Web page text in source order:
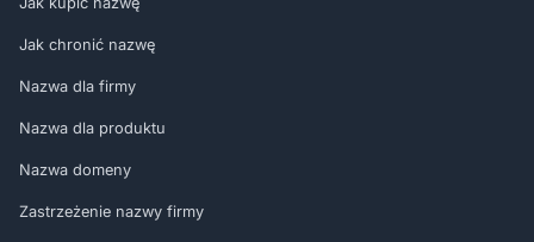
Jak chronić nazwę
Nazwa dla firmy
Nazwa dla produktu
Nazwa domeny
Zastrzeżenie nazwy firmy